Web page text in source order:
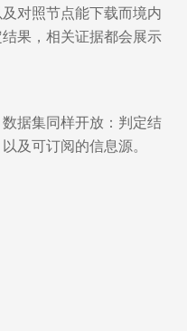
对照节点能下载而境内
果，相关证据都会展示
据集同样开放：判定结
及可订阅的信息源。